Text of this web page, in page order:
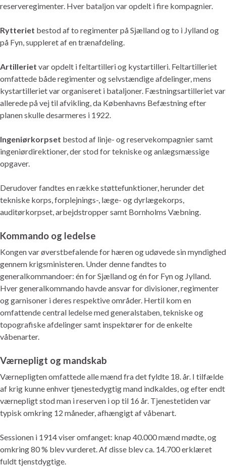
reserveregimenter. Hver bataljon var opdelt i fire kompagnier.
Rytteriet bestod af to regimenter på Sjælland og to i Jylland og
på Fyn, suppleret af en trænafdeling.
Artilleriet var opdelt i feltartilleri og kystartilleri. Feltartilleriet
omfattede både regimenter og selvstændige afdelinger, mens
kystartilleriet var organiseret i bataljoner. Fæstningsartilleriet var
allerede på vej til afvikling, da Københavns Befæstning efter
planen skulle desarmeres i 1922.
Ingeniørkorpset bestod af linje- og reservekompagnier samt
ingeniørdirektioner, der stod for tekniske og anlægsmæssige
opgaver.
Derudover fandtes en række støttefunktioner, herunder det
tekniske korps, forplejnings-, læge- og dyrlægekorps,
auditørkorpset, arbejdstropper samt Bornholms Væbning.
Kommando og ledelse
Kongen var øverstbefalende for hæren og udøvede sin myndighed
gennem krigsministeren. Under denne fandtes to
generalkommandoer: én for Sjælland og én for Fyn og Jylland.
Hver generalkommando havde ansvar for divisioner, regimenter
og garnisoner i deres respektive områder. Hertil kom en
omfattende central ledelse med generalstaben, tekniske og
topografiske afdelinger samt inspektører for de enkelte
våbenarter.
Værnepligt og mandskab
Værnepligten omfattede alle mænd fra det fyldte 18. år. I tilfælde
af krig kunne enhver tjenestedygtig mand indkaldes, og efter endt
værnepligt stod man i reserven i op til 16 år. Tjenestetiden var
typisk omkring 12 måneder, afhængigt af våbenart.
Sessionen i 1914 viser omfanget: knap 40.000 mænd mødte, og
omkring 80 % blev vurderet. Af disse blev ca. 14.700 erklæret
fuldt tjenstdygtige.